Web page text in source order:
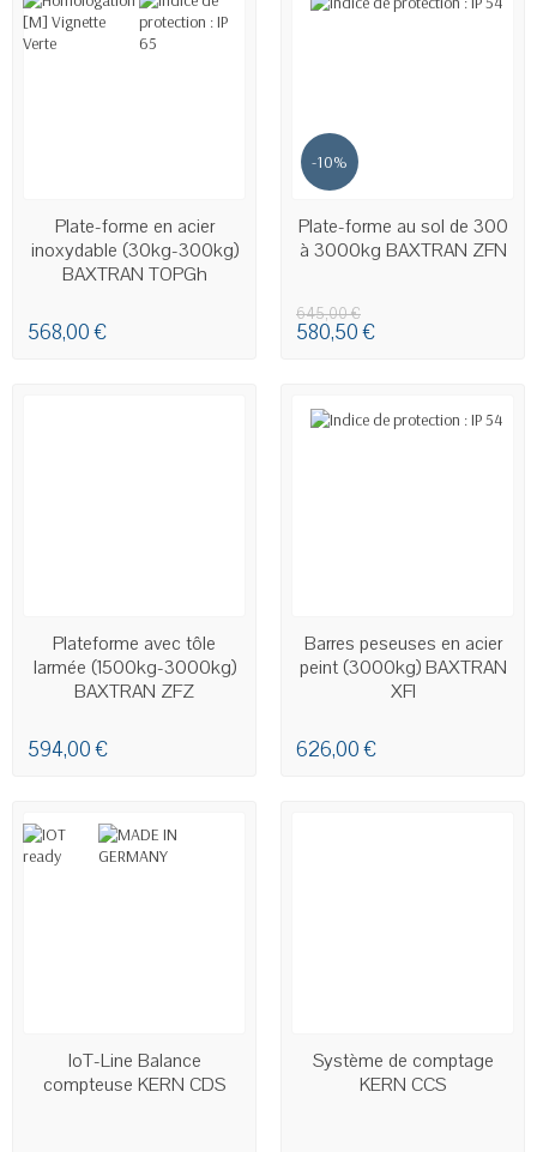
EN STOCK
Plate-forme en acier
inoxydable (30kg-300kg)
BAXTRAN TOPGh
568,00 €
-10%
EN STOCK
Plate-forme au sol de 300
à 3000kg BAXTRAN ZFN
645,00 €
580,50 €
EN STOCK
Plateforme avec tôle
larmée (1500kg-3000kg)
BAXTRAN ZFZ
594,00 €
EN STOCK
Barres peseuses en acier
peint (3000kg) BAXTRAN
XFI
626,00 €
EN STOCK
IoT-Line Balance
compteuse KERN CDS
EN STOCK
Système de comptage
KERN CCS